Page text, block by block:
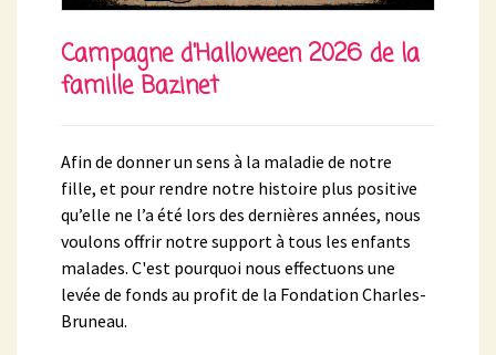
Campagne d'Halloween 2026 de la
famille Bazinet
Afin de donner un sens à la maladie de notre
fille, et pour rendre notre histoire plus positive
qu’elle ne l’a été lors des dernières années, nous
voulons offrir notre support à tous les enfants
malades. C'est pourquoi nous effectuons une
levée de fonds au profit de la Fondation Charles-
Bruneau.